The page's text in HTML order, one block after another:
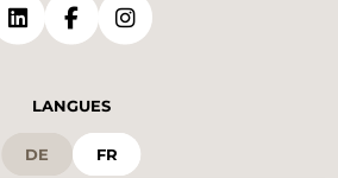
LANGUES
DE FR